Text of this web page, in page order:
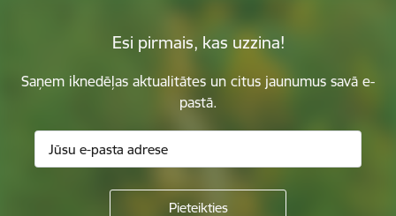
Esi pirmais, kas uzzina!
Saņem iknedēļas aktualitātes un citus jaunumus savā e-
pastā.